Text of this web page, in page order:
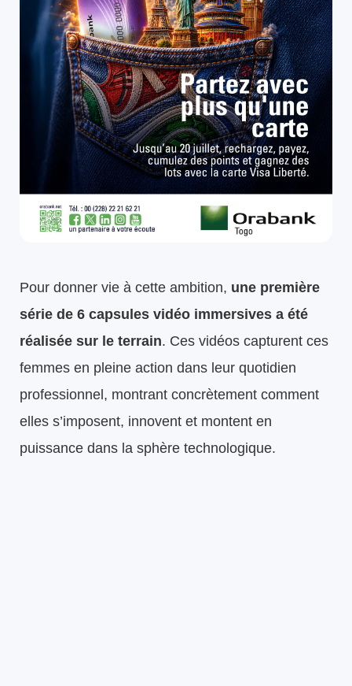
Pour donner vie à cette ambition, une première
série de 6 capsules vidéo immersives a été
réalisée sur le terrain. Ces vidéos capturent ces
femmes en pleine action dans leur quotidien
professionnel, montrant concrètement comment
elles s’imposent, innovent et montent en
puissance dans la sphère technologique.